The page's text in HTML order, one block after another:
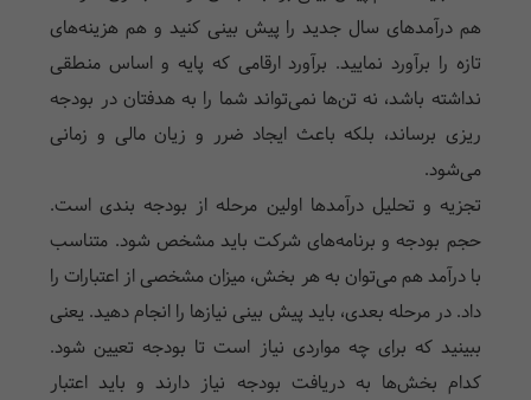
هم درآمد‌های سال جدید را پیش بینی کنید و هم هزینه‌های
تازه را برآورد نمایید. برآورد ارقامی که پایه و اساس منطقی
نداشته باشد، نه تن‌ها نمی‌تواند شما را به هدفتان در بودجه
ریزی برساند، بلکه باعث ایجاد ضرر و زیان مالی و زمانی
می‌شود.
تجزیه و تحلیل درآمد‌ها اولین مرحله از بودجه بندی است.
حجم بودجه و برنامه‌های شرکت باید مشخص شود. متناسب
با درآمد هم می‌توان به هر بخش، میزان مشخصی از اعتبارات را
داد. در مرحله بعدی، باید پیش بینی نیاز‌ها را انجام دهید. یعنی
ببینید که برای چه مواردی نیاز است تا بودجه تعیین شود.
کدام بخش‌ها به دریافت بودجه نیاز دارند و باید اعتبار